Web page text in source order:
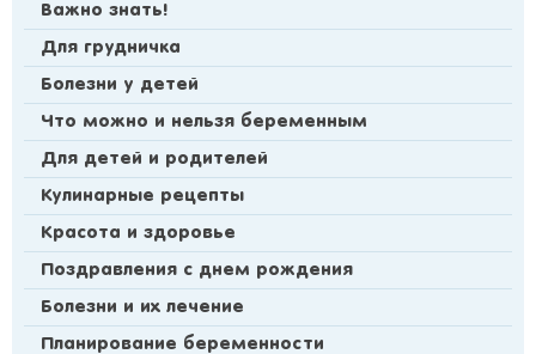
Важно знать!
Для грудничка
Болезни у детей
Что можно и нельзя беременным
Для детей и родителей
Кулинарные рецепты
Красота и здоровье
Поздравления с днем рождения
Болезни и их лечение
Планирование беременности